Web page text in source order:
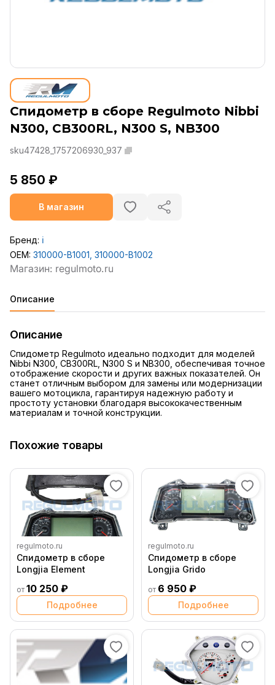
Спидометр в сборе Regulmoto Nibbi
N300, CB300RL, N300 S, NB300
sku47428_1757206930_937
5 850 ₽
В магазин
Бренд: ℹ️
OEM: 310000-B1001, 310000-B1002
Описание
Описание
Спидометр Regulmoto идеально подходит для моделей
Nibbi N300, CB300RL, N300 S и NB300, обеспечивая точное
отображение скорости и других важных показателей. Он
станет отличным выбором для замены или модернизации
вашего мотоцикла, гарантируя надежную работу и
простоту установки благодаря высококачественным
материалам и точной конструкции.
Похожие товары
regulmoto.ru
Спидометр в сборе
Longjia Element
от 10 250 ₽
Подробнее
regulmoto.ru
Спидометр в сборе
Longjia Grido
от 6 950 ₽
Подробнее